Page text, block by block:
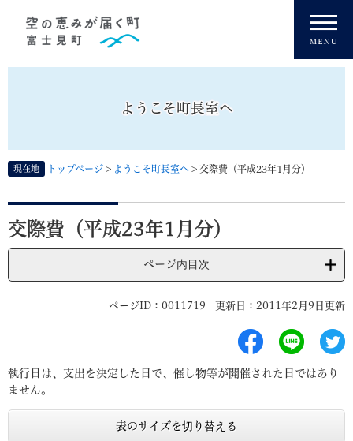
ようこそ町長室へ
現在地 トップページ > ようこそ町長室へ > 交際費（平成23年1月分）
本
文
交際費（平成23年1月分）
ページ内目次
ページID：0011719 更新日：2011年2月9日更新
執行日は、支出を決定した日で、催し物等が開催された日ではあり
ません。
表のサイズを切り替える